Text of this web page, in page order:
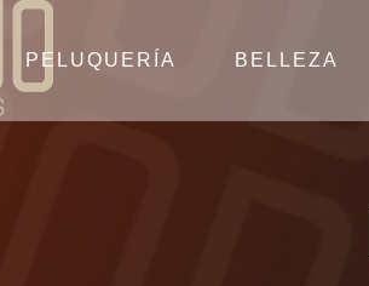
PELUQUERÍA BELLEZA